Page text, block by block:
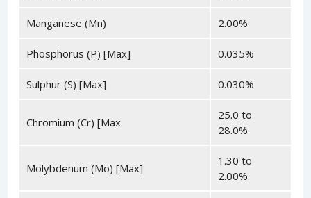
Manganese (Mn) 2.00%
Phosphorus (P) [Max] 0.035%
Sulphur (S) [Max] 0.030%
Chromium (Cr) [Max
25.0 to
28.0%
Molybdenum (Mo) [Max]
1.30 to
2.00%